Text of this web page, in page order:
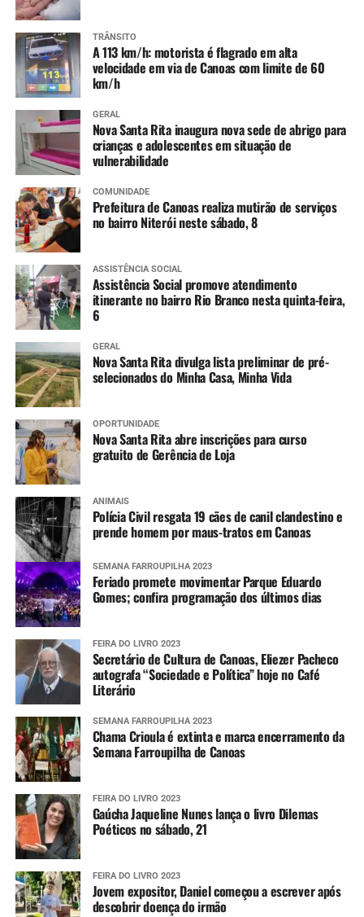
TRÂNSITO
A 113 km/h: motorista é flagrado em alta
velocidade em via de Canoas com limite de 60
km/h
GERAL
Nova Santa Rita inaugura nova sede de abrigo para
crianças e adolescentes em situação de
vulnerabilidade
COMUNIDADE
Prefeitura de Canoas realiza mutirão de serviços
no bairro Niterói neste sábado, 8
ASSISTÊNCIA SOCIAL
Assistência Social promove atendimento
itinerante no bairro Rio Branco nesta quinta-feira,
6
GERAL
Nova Santa Rita divulga lista preliminar de pré-
selecionados do Minha Casa, Minha Vida
OPORTUNIDADE
Nova Santa Rita abre inscrições para curso
gratuito de Gerência de Loja
ANIMAIS
Polícia Civil resgata 19 cães de canil clandestino e
prende homem por maus-tratos em Canoas
SEMANA FARROUPILHA 2023
Feriado promete movimentar Parque Eduardo
Gomes; confira programação dos últimos dias
FEIRA DO LIVRO 2023
Secretário de Cultura de Canoas, Eliezer Pacheco
autografa “Sociedade e Política” hoje no Café
Literário
SEMANA FARROUPILHA 2023
Chama Crioula é extinta e marca encerramento da
Semana Farroupilha de Canoas
FEIRA DO LIVRO 2023
Gaúcha Jaqueline Nunes lança o livro Dilemas
Poéticos no sábado, 21
FEIRA DO LIVRO 2023
Jovem expositor, Daniel começou a escrever após
descobrir doença do irmão